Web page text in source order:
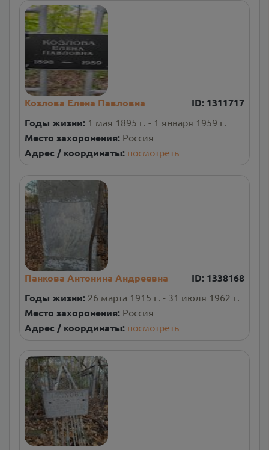
Козлова Елена Павловна ID: 1311717
Годы жизни: 1 мая 1895 г. - 1 января 1959 г.
Место захоронения: Россия
Адрес / координаты: посмотреть
Панкова Антонина Андреевна ID: 1338168
Годы жизни: 26 марта 1915 г. - 31 июля 1962 г.
Место захоронения: Россия
Адрес / координаты: посмотреть